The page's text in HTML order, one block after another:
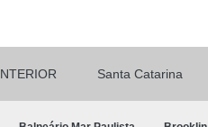
Santa Catarina